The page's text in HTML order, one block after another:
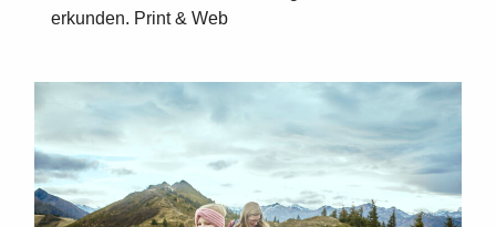
erkunden. Print & Web